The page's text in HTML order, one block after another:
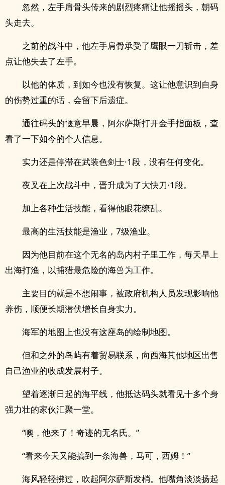
忽然，左手肩骨头传来的剧烈疼痛让他摇摇头，朝码
头走去。
之前的战斗中，他左手肩骨承受了鹰眼一刀斩击，差
点让他失去了左手。
以他的体质，到如今也没有恢复。这让他意识到自身
的伤势过重的话，会留下后遗症。
通往码头的惬意早晨，阿尔萨斯打开金手指面板，查
看了一下如今的个人信息。
实力还是停滞在武装色剑士·1段，没有任何变化。
夜叉在上次战斗中，晋升成为了大快刀·1段。
加上各种生活技能，看得他眼花缭乱。
最高的生活技能是渔业，7级渔业。
因为他目前在这个无名的岛内村子里工作，每天早上
出海打渔，以捕猎最危险的海兽为工作。
主要目的就是不想闹事，被政府机构人员发现影响他
养伤，顺便长期潜伏增长自身实力。
海军的地图上也没有这座岛的绘制地图。
但和之外的岛屿有着贸易联系，向西海其他地区出售
自己渔业的收成发展村子。
望着逐渐日起的海平线，他抵达码头就看见十多个身
强力壮的家伙汇聚一堂。
“噢，他来了！奇迹的无名氏。”
“看来今天又能搞到一条海兽，马可，西姆！”
海风轻轻拂过，吹起阿尔萨斯发梢。他嘴角淡淡扬起